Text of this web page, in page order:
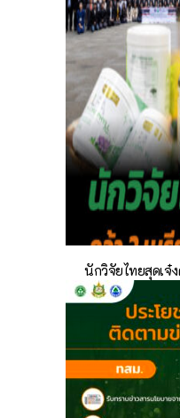
นักวิจัยไทยสุดเจ๋